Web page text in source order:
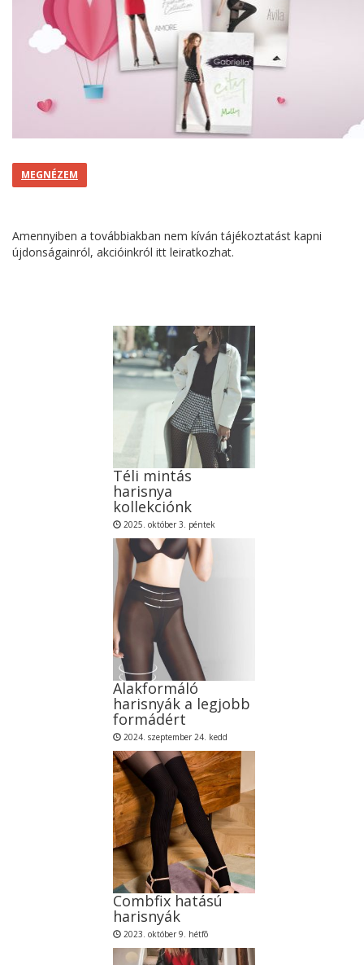
MEGNÉZEM
Amennyiben a továbbiakban nem kíván tájékoztatást kapni
újdonságainról, akcióinkról itt leiratkozhat.
Téli mintás
harisnya
kollekciónk
2025. október 3. péntek
Alakformáló
harisnyák a legjobb
formádért
2024. szeptember 24. kedd
Combfix hatású
harisnyák
2023. október 9. hétfõ